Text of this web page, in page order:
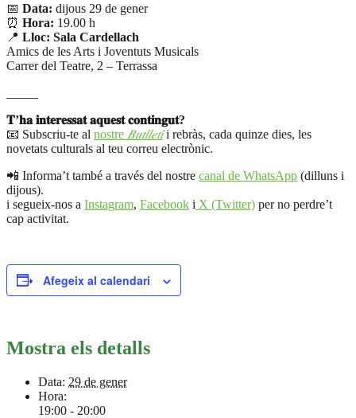
📅 Data: dijous 29 de gener
⏰ Hora: 19.00 h
📍 Lloc: Sala Cardellach
Amics de les Arts i Joventuts Musicals
Carrer del Teatre, 2 – Terrassa
𝐓’𝐡𝐚 𝐢𝐧𝐭𝐞𝐫𝐞𝐬𝐬𝐚𝐭 𝐚𝐪𝐮𝐞𝐬𝐭 𝐜𝐨𝐧𝐭𝐢𝐧𝐠𝐮𝐭?
📧 Subscriu-te al nostre 𝐵𝑢𝑡𝑙𝑙𝑒𝑡𝑖́i rebràs, cada quinze dies, les
novetats culturals al teu correu electrònic.
📲 Informa’t també a través del nostre canal de WhatsApp (dilluns i
dijous).
i segueix-nos a Instagram, Facebook i X (Twitter) per no perdre’t
cap activitat.
Afegeix al calendari
Mostra els detalls
Data: 29 de gener
Hora:
19:00 - 20:00